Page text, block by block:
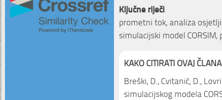
Ključne riječi
prometni tok, analiza
simulacijski model
KAKO CITIRATI OVAJ
Breški, D., Cvitanić, D.,
simulacijskog modela